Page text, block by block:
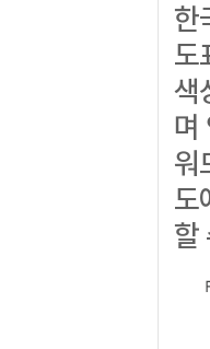
한
도
색
며
워
도
할